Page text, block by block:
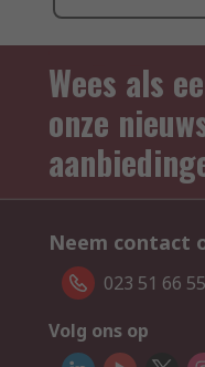
Wees als
onze
Neem contact
023 51 66
Volg ons op